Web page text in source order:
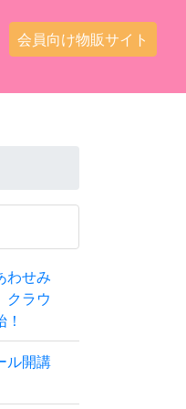
会員向け物販サイト
わせみ
クラウ
ル開講